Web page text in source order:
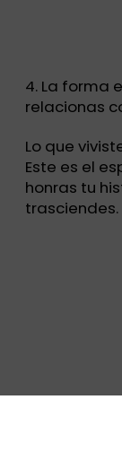
4. La forma
relacionas
Lo que
Este es el
honras tu
trasciendes.